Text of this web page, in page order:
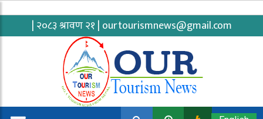
| २०८३ श्रावण २१ | ourtourismnews@gmail.com